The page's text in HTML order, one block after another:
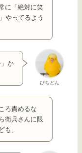
に「絶対に笑
やってるよう
ぴちどん
か
ろ責めるな
衛兵さんに限
も。